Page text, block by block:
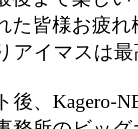
た皆様お疲
アイマスは
後、Kagero-